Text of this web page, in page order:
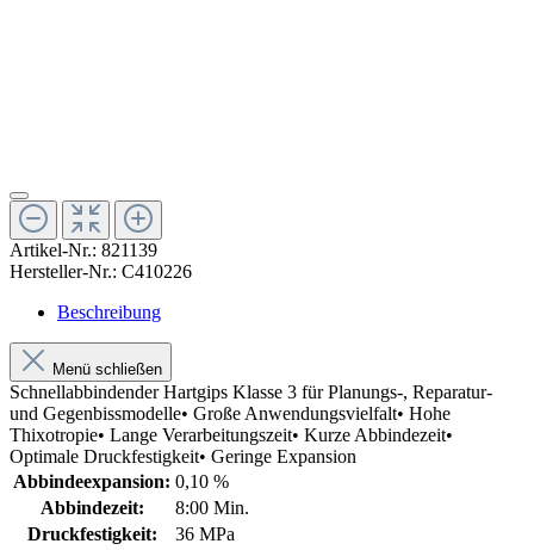
Artikel-Nr.: 821139
Hersteller-Nr.: C410226
Beschreibung
Menü schließen
Schnellabbindender Hartgips Klasse 3 für Planungs-, Reparatur-
und Gegenbissmodelle• Große Anwendungsvielfalt• Hohe
Thixotropie• Lange Verarbeitungszeit• Kurze Abbindezeit•
Optimale Druckfestigkeit• Geringe Expansion
Abbindeexpansion: 0,10 %
Abbindezeit:
8:00 Min.
Druckfestigkeit:
36 MPa